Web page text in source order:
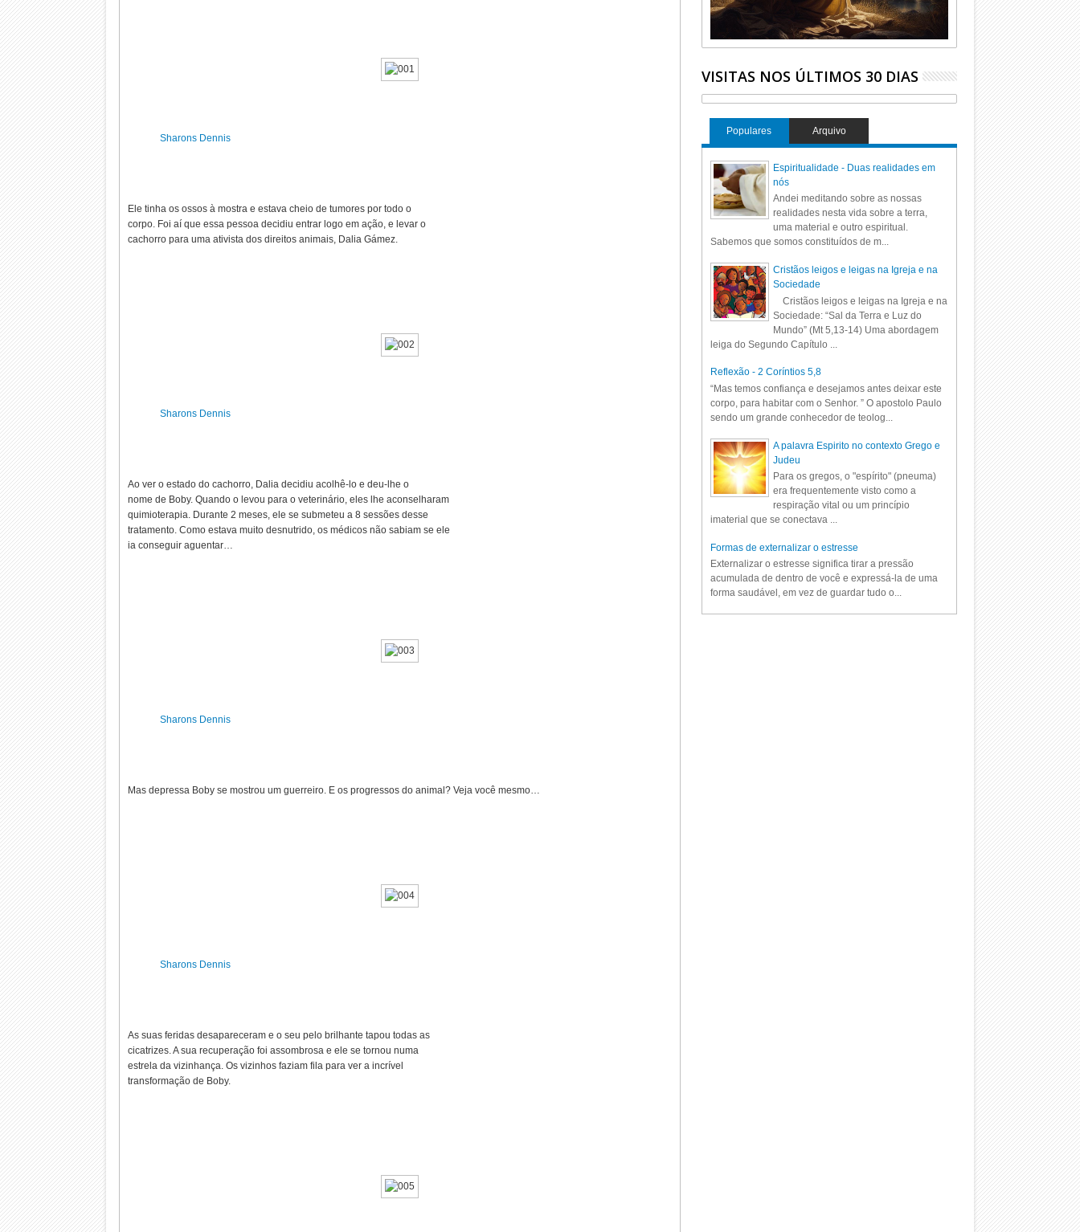
Sharons Dennis
Ele tinha os ossos à mostra e estava cheio de tumores por todo o
corpo. Foi aí que essa pessoa decidiu entrar logo em ação, e levar o
cachorro para uma ativista dos direitos animais, Dalia Gámez.
Sharons Dennis
Ao ver o estado do cachorro, Dalia decidiu acolhê-lo e deu-lhe o
nome de Boby. Quando o levou para o veterinário, eles lhe aconselharam
quimioterapia. Durante 2 meses, ele se submeteu a 8 sessões desse
tratamento. Como estava muito desnutrido, os médicos não sabiam se ele
ia conseguir aguentar…
Sharons Dennis
Mas depressa Boby se mostrou um guerreiro. E os progressos do animal? Veja você mesmo…
Sharons Dennis
As suas feridas desapareceram e o seu pelo brilhante tapou todas as
cicatrizes. A sua recuperação foi assombrosa e ele se tornou numa
estrela da vizinhança. Os vizinhos faziam fila para ver a incrível
transformação de Boby.
VISITAS NOS ÚLTIMOS 30 DIAS
Populares Arquivo
Espiritualidade - Duas realidades em
nós
Andei meditando sobre as nossas
realidades nesta vida sobre a terra,
uma material e outro espiritual.
Sabemos que somos constituídos de m...
Cristãos leigos e leigas na Igreja e na
Sociedade
Cristãos leigos e leigas na Igreja e na
Sociedade: “Sal da Terra e Luz do
Mundo” (Mt 5,13-14) Uma abordagem
leiga do Segundo Capítulo ...
Reflexão - 2 Coríntios 5,8
“Mas temos confiança e desejamos antes deixar este
corpo, para habitar com o Senhor. ” O apostolo Paulo
sendo um grande conhecedor de teolog...
A palavra Espirito no contexto Grego e
Judeu
Para os gregos, o "espírito" (pneuma)
era frequentemente visto como a
respiração vital ou um princípio
imaterial que se conectava ...
Formas de externalizar o estresse
Externalizar o estresse significa tirar a pressão
acumulada de dentro de você e expressá-la de uma
forma saudável, em vez de guardar tudo o...